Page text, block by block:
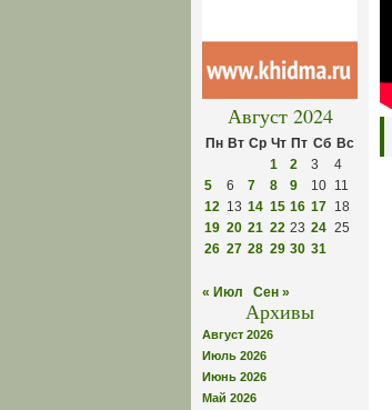
Август 2024
Пн Вт Ср Чт Пт Сб Вс
1
2 3
4
5
6 7 8 9 10 11
12 13 14 15 16 17 18
19 20 21 22 23 24 25
26 27 28 29 30 31
« Июл Сен »
Архивы
Август 2026
Июль 2026
Июнь 2026
Май 2026